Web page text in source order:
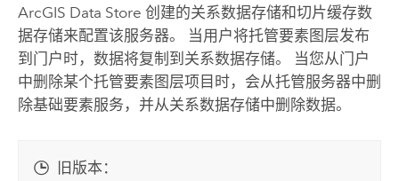
ArcGIS Data Store 创建的关系数据存储和切片缓存数
据存储来配置该服务器。 当用户将托管要素图层发布
到门户时，数据将复制到关系数据存储。 当您从门户
中删除某个托管要素图层项目时，会从托管服务器中删
除基础要素服务，并从关系数据存储中删除数据。
旧版本：